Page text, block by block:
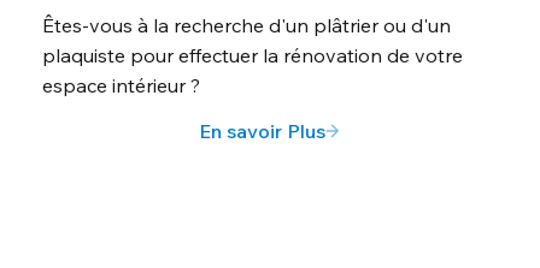
Êtes-vous à la recherche d'un plâtrier ou d'un
plaquiste pour effectuer la rénovation de votre
espace intérieur ?
En savoir Plus